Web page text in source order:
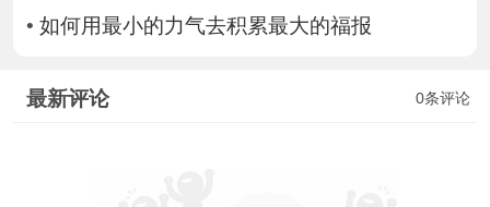
• 如何用最小的力气去积累最大的福报
0条评论
最新评论